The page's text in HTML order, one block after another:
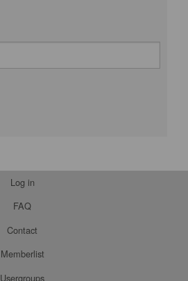
Log in
FAQ
Contact
Memberlist
Usergroups